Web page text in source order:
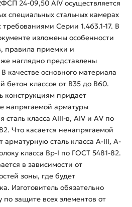
24-09,50 АIV осуществляется
специальных стальных камерах
требованиями Серии 1.463.1-17. В
изложены особенности
правила приемки и
наглядно представлены
качестве основного материала
бетон классов от B35 до B60.
конструкциям придает
напрягаемой арматуры
сталь класса AIII-в, AIV и AV по
Что касается ненапрягаемой
сталь класса A-III, A-
класса Bp-I по ГОСТ 5481-82.
в зависимости от
зоны, где будет
Изготовитель обязательно
защите всех элементов от